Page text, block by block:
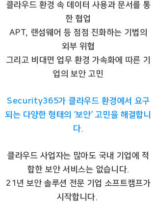
클라우드 환경 속 데이터 사용과 문서를 통
한 협업
APT, 랜섬웨어 등 점점 진화하는 기법의
외부 위협
그리고 비대면 업무 환경 가속화에 따른 기
업의 보안 고민
Security365가 클라우드 환경에서 요구
되는 다양한 형태의 ‘보안’ 고민을 해결합니
다.
클라우드 사업자는 많아도 국내 기업에 적
합한 보안 서비스는 없습니다.
21년 보안 솔루션 전문 기업 소프트캠프가
시작합니다.